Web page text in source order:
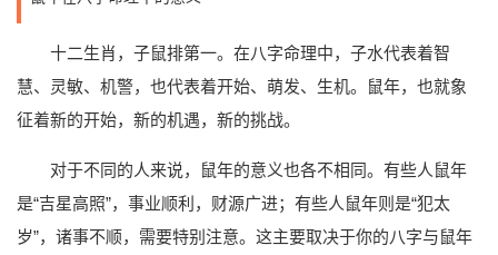
十二生肖，子鼠排第一。在八字命理中，子水代表着智
慧、灵敏、机警，也代表着开始、萌发、生机。鼠年，也就象
征着新的开始，新的机遇，新的挑战。
对于不同的人来说，鼠年的意义也各不相同。有些人鼠年
是“吉星高照”，事业顺利，财源广进；有些人鼠年则是“犯太
岁”，诸事不顺，需要特别注意。这主要取决于你的八字与鼠年